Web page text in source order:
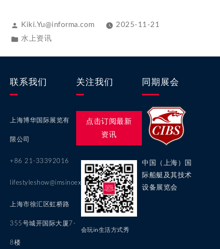
Kiki.Yu@informa.com
2025-11-21
水上资讯
联系我们
上海博华国际展览有
限公司
+86 21-33392016
lifestyleshow@imsinoexpo.com
上海市徐汇区虹桥路
355号城开国际大厦7-
8楼
关注我们
点击订阅最新
资讯
会玩in生活方式秀
同期展会
中国（上海）国
际船艇及其技术
设备展览会